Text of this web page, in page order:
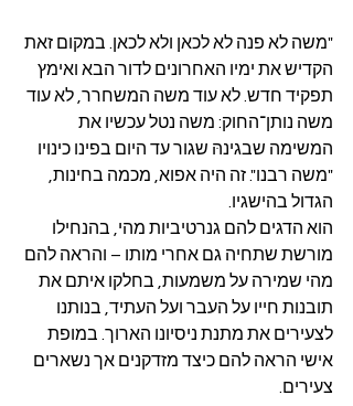
"משה לא פנה לא לכאן ולא לכאן. במקום זאת
הקדיש את ימיו האחרונים לדור הבא ואימץ
תפקיד חדש. לא עוד משה המשחרר, לא עוד
משה נותן־החוק: משה נטל עכשיו את
המשימה שבגינהּ שגור עד היום בפינו כינויו
"משה רבנו". זה היה אפוא, מכמה בחינות,
הגדול בהישגיו.
הוא הדגים להם גנרטיביות מהי, בהנחילו
מורשת שתחיה גם אחרי מותו – והראה להם
מהי שמירה על משמעות, בחלקו איתם את
תובנות חייו על העבר ועל העתיד, בנותנו
לצעירים את מתנת ניסיונו הארוך. במופת
אישי הראה להם כיצד מזדקנים אך נשארים
צעירים.